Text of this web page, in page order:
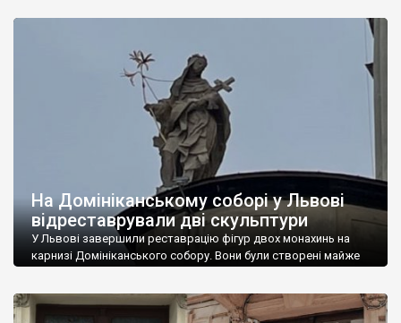
повідомили на сайті «D.S.». При цьому суму оренди у мережі
На Домініканському соборі у Львові
відреставрували дві скульптури
У Львові завершили реставрацію фігур двох монахинь на
карнизі Домініканського собору. Вони були створені майже
Онищенко. Реставраційні роботи тривали понад 3 місяці. Їх